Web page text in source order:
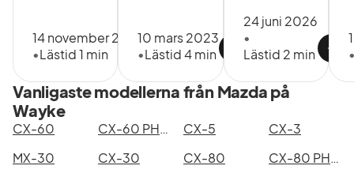
Tom Hansen
08-7075701
tom.hansen@torvallabil.se
Robert Almqvist
14 november 2025
•Lästid 1 min
10 mars 2023
•Lästid 4 min
24 juni 2026
•
Lästid 2 min
Vanligaste modellerna från Mazda på
Wayke
CX-60 CX-60 PHEV CX-5
CX-3
MX-30
CX-30 CX-80
CX-80 PHEV